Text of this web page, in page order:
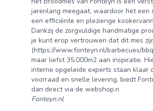
jarenlang meegaat, waardoor het
een efficiënte en plezierige
Dankzij de zorgvuldige handmatige
je kunt erop vertrouwen dat dit mes
(https://www.fonteyn.nl/barbecues/
maar liefst 35.000m2 aan inspiratie.
interne opgeleide experts staan klaar
voorraad en snelle levering, biedt
dan direct via de webshop.n
Fonteyn.nl